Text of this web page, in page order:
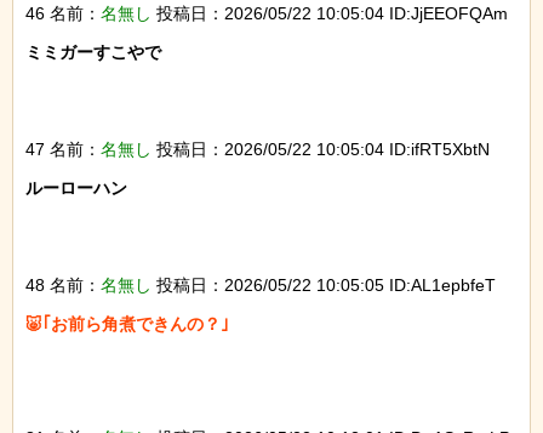
46 名前： 名無し 投稿日：2026/05/22 10:05:04 ID:JjEEOFQAm
ミミガーすこやで
47 名前： 名無し 投稿日：2026/05/22 10:05:04 ID:ifRT5XbtN
ルーローハン
48 名前： 名無し 投稿日：2026/05/22 10:05:05 ID:AL1epbfeT
🐷｢お前ら角煮できんの？｣